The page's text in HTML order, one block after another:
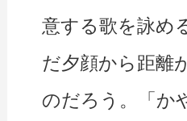
意する歌を詠め
だ夕顔から距離
のだろう。「か